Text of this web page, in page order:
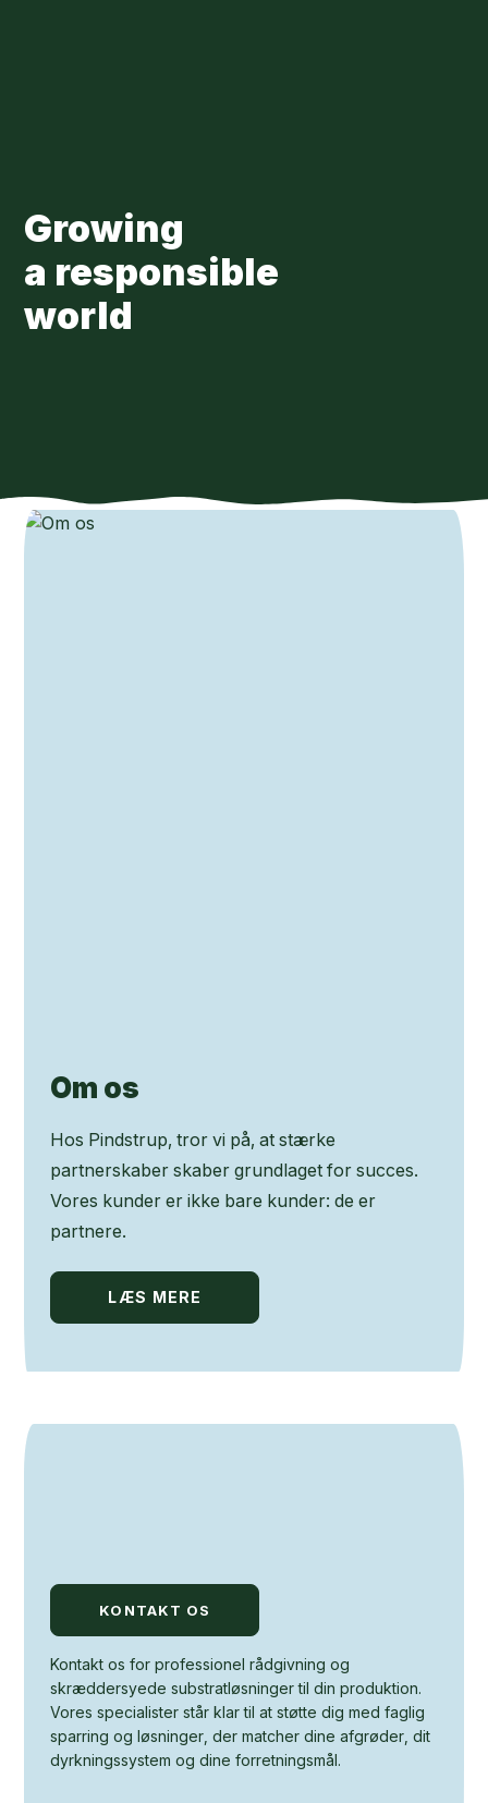
Growing
a responsible
world
Om os
Hos Pindstrup, tror vi på, at stærke
partnerskaber skaber grundlaget for succes.
Vores kunder er ikke bare kunder: de er
partnere.
LÆS MERE
KONTAKT OS
Kontakt os for professionel rådgivning og
skræddersyede substratløsninger til din produktion.
Vores specialister står klar til at støtte dig med faglig
sparring og løsninger, der matcher dine afgrøder, dit
dyrkningssystem og dine forretningsmål.